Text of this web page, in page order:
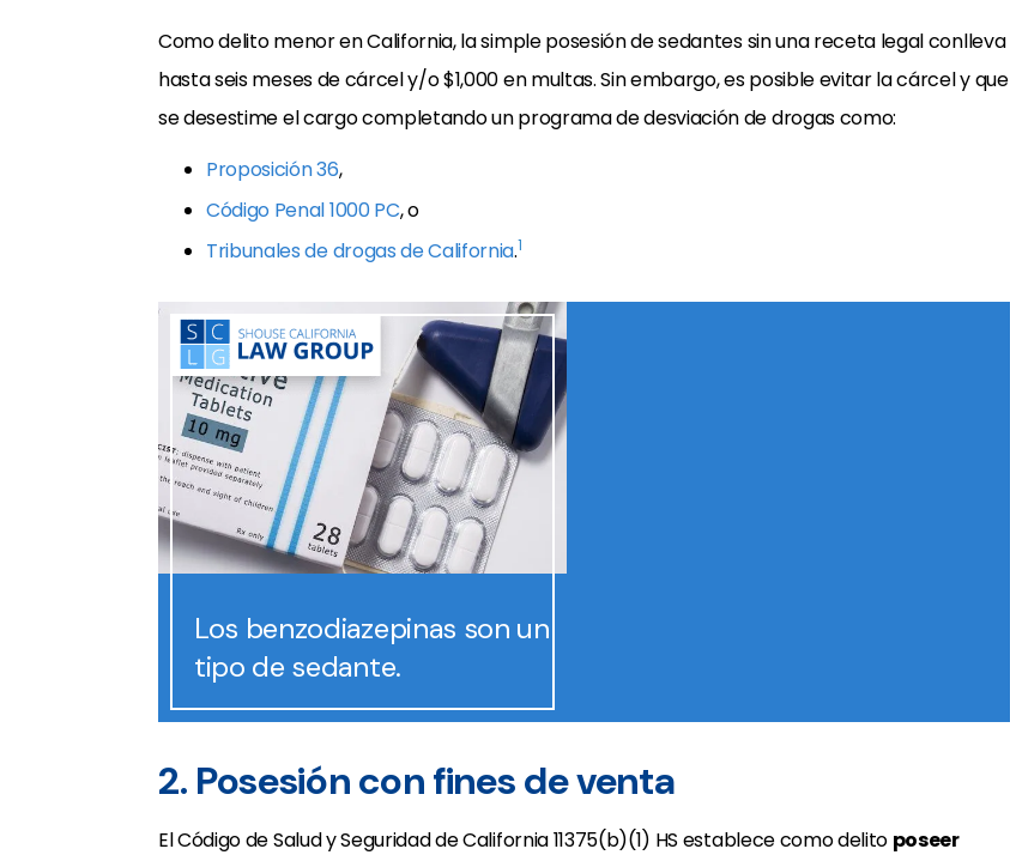
Como delito menor en California, la simple posesión de sedantes sin una receta legal conlleva
hasta seis meses de cárcel y/o $1,000 en multas. Sin embargo, es posible evitar la cárcel y que
se desestime el cargo completando un programa de desviación de drogas como:
Proposición 36,
Código Penal 1000 PC, o
Tribunales de drogas de California.1
Los benzodiazepinas son un
tipo de sedante.
2. Posesión con fines de venta
El Código de Salud y Seguridad de California 11375(b)(1) HS establece como delito poseer